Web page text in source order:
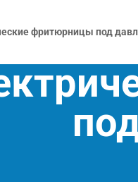
фритюрницы под